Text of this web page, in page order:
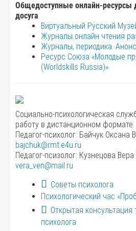
Общедоступные онлайн-ресурсы
досуга
Виртуальный Русский
Журналы онлайн чтения
Журналы, периодика.
Ресурс Союза «Молодые
(Worldskills Russia)»
Социально-психологическая
работу в дистанционном формате.
Педагог-психолог: Байчук Оксана
bajchuk@rmt.e4u.ru
Педагог-псизолог: Кузнецова
vera_ven@mail.ru
Советы психолога
Психологический час
Открытая консультация
психолога